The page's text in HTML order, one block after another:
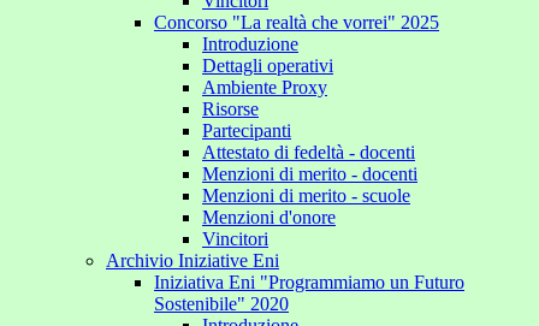
Concorso "La realtà che vorrei" 2025
Introduzione
Dettagli operativi
Ambiente Proxy
Risorse
Partecipanti
Attestato di fedeltà - docenti
Menzioni di merito - docenti
Menzioni di merito - scuole
Menzioni d'onore
Vincitori
Archivio Iniziative Eni
Iniziativa Eni "Programmiamo un Futuro
Sostenibile" 2020